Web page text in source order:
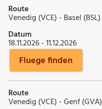
Route
Venedig (VCE) - Basel (BSL)
Datum
18.11.2026 - 11.12.2026
Fluege finden
Route
Venedig (VCE) - Genf (GVA)